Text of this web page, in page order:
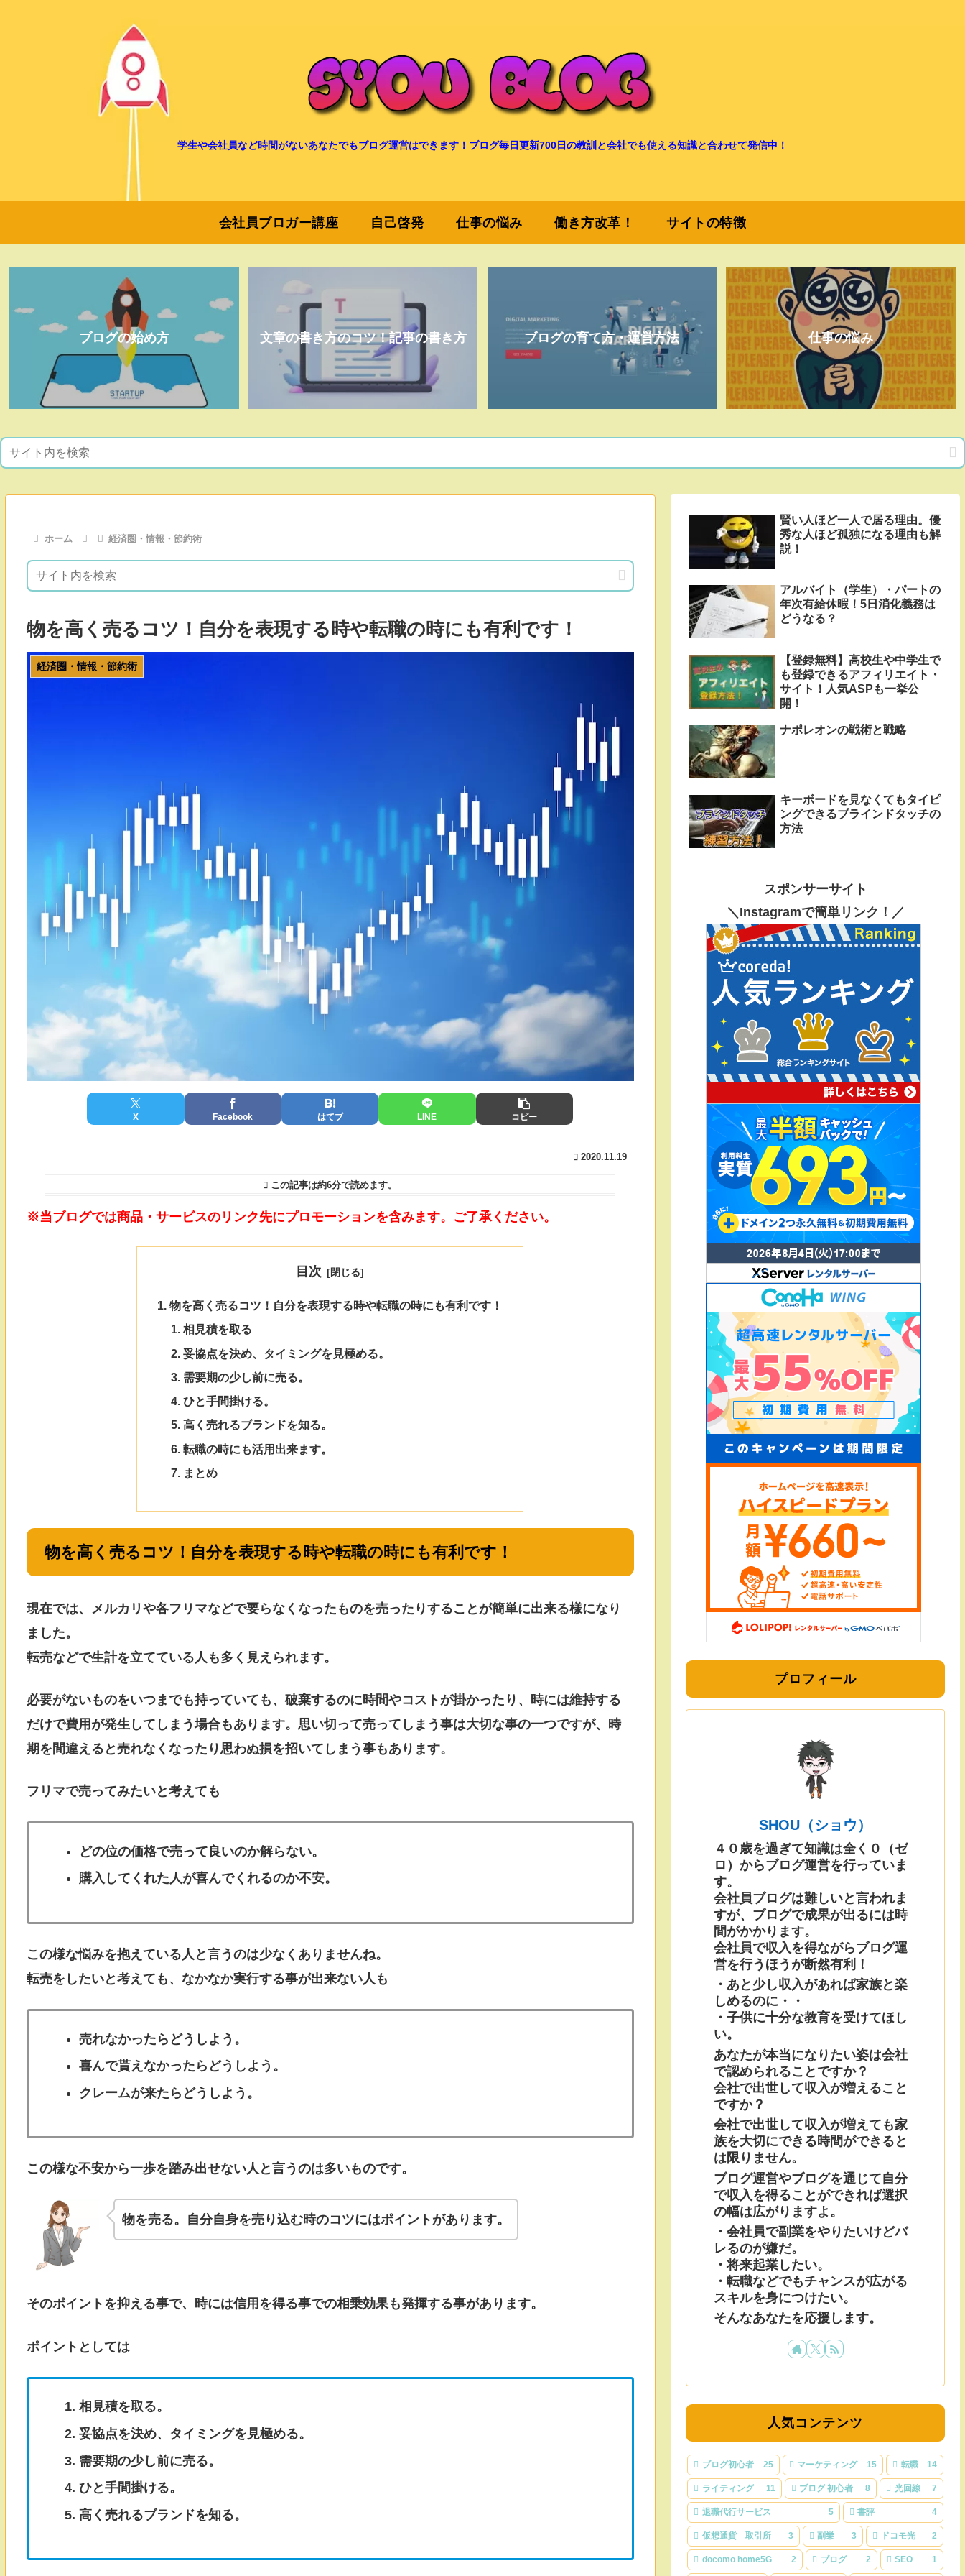
学生や会社員など時間がないあなたでもブログ運営はできます！ブログ毎日更新700日の教訓と会社でも使える知識と合わせて発信中！
会社員ブロガー講座 自己啓発 仕事の悩み 働き方改革！ サイトの特徴
ブログの始め方 文章の書き方のコツ！記事の書き方 ブログの育て方・運営方法 仕事の悩み
ホーム 経済圏・情報・節約術
物を高く売るコツ！自分を表現する時や転職の時にも有利です！
経済圏・情報・節約術
X Facebook はてブ LINE コピー
2020.11.19
この記事は約6分で読めます。
※当ブログでは商品・サービスのリンク先にプロモーションを含みます。ご了承ください。
目次
物を高く売るコツ！自分を表現する時や転職の時にも有利です！
相見積を取る
妥協点を決め、タイミングを見極める。
需要期の少し前に売る。
ひと手間掛ける。
高く売れるブランドを知る。
転職の時にも活用出来ます。
まとめ
物を高く売るコツ！自分を表現する時や転職の時にも有利です！
現在では、メルカリや各フリマなどで要らなくなったものを売ったりすることが簡単に出来る様になり
ました。
転売などで生計を立てている人も多く見えられます。
必要がないものをいつまでも持っていても、破棄するのに時間やコストが掛かったり、時には維持する
だけで費用が発生してしまう場合もあります。思い切って売ってしまう事は大切な事の一つですが、時
期を間違えると売れなくなったり思わぬ損を招いてしまう事もあります。
フリマで売ってみたいと考えても
どの位の価格で売って良いのか解らない。
購入してくれた人が喜んでくれるのか不安。
この様な悩みを抱えている人と言うのは少なくありませんね。
転売をしたいと考えても、なかなか実行する事が出来ない人も
売れなかったらどうしよう。
喜んで貰えなかったらどうしよう。
クレームが来たらどうしよう。
この様な不安から一歩を踏み出せない人と言うのは多いものです。
物を売る。自分自身を売り込む時のコツにはポイントがあります。
そのポイントを抑える事で、時には信用を得る事での相乗効果も発揮する事があります。
ポイントとしては
相見積を取る。
妥協点を決め、タイミングを見極める。
需要期の少し前に売る。
ひと手間掛ける。
高く売れるブランドを知る。
賢い人ほど一人で居る理由。優
秀な人ほど孤独になる理由も解
説！
アルバイト（学生）・パートの
年次有給休暇！5日消化義務は
どうなる？
【登録無料】高校生や中学生で
も登録できるアフィリエイト・
サイト！人気ASPも一挙公
開！
ナポレオンの戦術と戦略
キーボードを見なくてもタイピ
ングできるブラインドタッチの
方法
スポンサーサイト
＼Instagramで簡単リンク！／
プロフィール
SHOU（ショウ）
４０歳を過ぎて知識は全く０（ゼ
ロ）からブログ運営を行っていま
す。
会社員ブログは難しいと言われま
すが、ブログで成果が出るには時
間がかかります。
会社員で収入を得ながらブログ運
営を行うほうが断然有利！
・あと少し収入があれば家族と楽
しめるのに・・
・子供に十分な教育を受けてほし
い。
あなたが本当になりたい姿は会社
で認められることですか？
会社で出世して収入が増えること
ですか？
会社で出世して収入が増えても家
族を大切にできる時間ができると
は限りません。
ブログ運営やブログを通じて自分
で収入を得ることができれば選択
の幅は広がりますよ。
・会社員で副業をやりたいけどバ
レるのが嫌だ。
・将来起業したい。
・転職などでもチャンスが広がる
スキルを身につけたい。
そんなあなたを応援します。
人気コンテンツ
ブログ初心者 25 マーケティング 15 転職 14
ライティング 11 ブログ 初心者 8 光回線 7
退職代行サービス 5 書評 4
仮想通貨 取引所 3 副業 3 ドコモ光 2
docomo home5G 2 ブログ 2 SEO 1